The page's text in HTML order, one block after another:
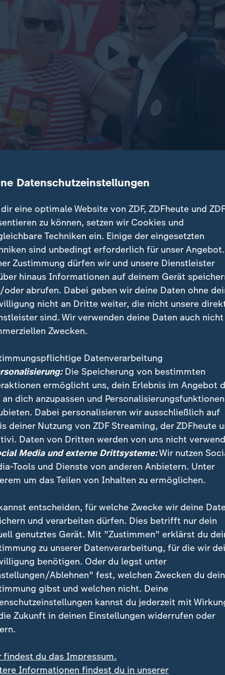
Nachwahl des Labour-Politikers Andy Burnham im
er Premierminister Keir Starmer als Chef der Labour-
ab - und lässt doch Raum für
Peter Kyle widersprach den Berichten. Dem
keinen Grund zur Annahme, dass
da draußen lauter
Wirtschaftsminister
er ein, dass Starmer über vieles nachdenke:
zu schaffen, in dem er über die politischen
sowie die vor uns liegenden Chancen nachdenken
Abgeordnete forderten Starmer
Jahre nach seinem Wahlsieg mit historisch
schweren Verlusten bei den Kommunalwahlen
Kabinettsmitglieder aus Protest gegen seinen
gestiegen. Mehr als 100 Abgeordnete seiner
Fraktion im Unterhaus - haben ihn öffentlich
Zeitplans für seinen Abgang aufgefordert.
In Sneakern Richtung Downing Street?
hatte sich am Freitag weiter verschärft, als
einen Sitz im Parlament gewann, was ihm eine
Datenschutzeinstellungen
eine optimale Website von ZDF, ZDFheute und
zu können, setzen wir Cookies und
Techniken ein. Einige der eingesetzten
sind unbedingt erforderlich für unser
Zustimmung dürfen wir und unsere Dienstleister
hinaus Informationen auf deinem Gerät
oder abrufen. Dabei geben wir deine Daten ohne
nicht an Dritte weiter, die nicht unsere
sind. Wir verwenden deine Daten auch nicht
Zwecken.
Datenverarbeitung
Die Speicherung von bestimmten
ermöglicht uns, dein Erlebnis im Angebot
an dich anzupassen und Personalisierungsfunktionen
Dabei personalisieren wir ausschließlich auf
deiner Nutzung von ZDF Streaming, der ZDFheute
Daten von Dritten werden von uns nicht
Media und externe Drittsysteme:Wir nutzen
Tools und Dienste von anderen Anbietern. Unter
um das Teilen von Inhalten zu ermöglichen.
entscheiden, für welche Zwecke wir deine
und verarbeiten dürfen. Dies betrifft nur dein
genutztes Gerät. Mit "Zustimmen" erklärst du
zu unserer Datenverarbeitung, für die wir
benötigen. Oder du legst unter
Ablehnen" fest, welchen Zwecken du
gibst und welchen nicht. Deine
kannst du jederzeit mit
Zukunft in deinen Einstellungen widerrufen oder
findest du das Impressum.
Informationen findest du in unserer